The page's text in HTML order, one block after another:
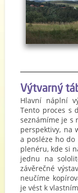
Výtvarný
Hlavní náplní
Tento proces s
seznámíme je s
perspektivy, na
a posléze ho do
plenéru, kde si
jednu na
závěrečné
neučíme
je vést k